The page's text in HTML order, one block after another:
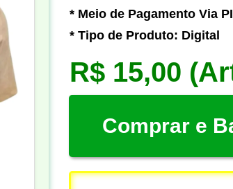
* Meio de Pagamento Via
* Tipo de Produto: Digital
R$ 15,00
Comprar e